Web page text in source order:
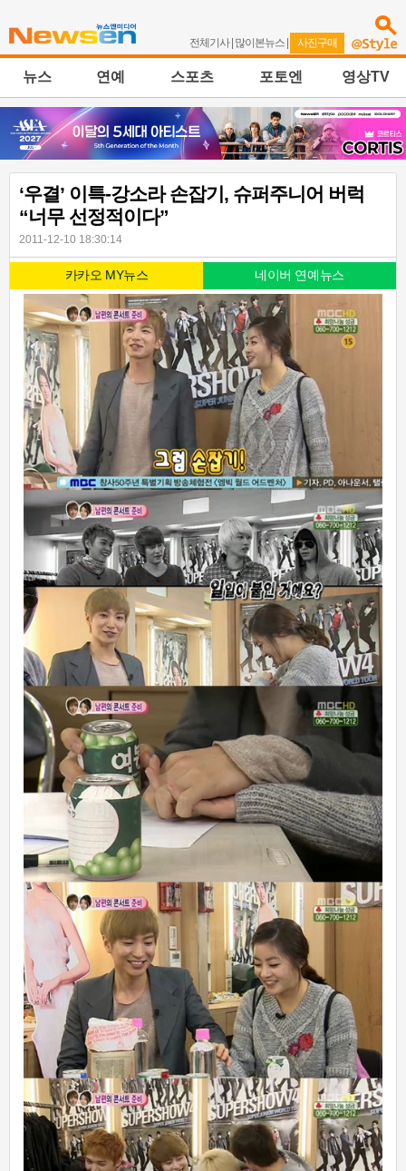
전체기사| 많이본뉴스 | 사진구매
뉴스 연예 스포츠 포토엔 영상TV
‘우결’ 이특-강소라 손잡기, 슈퍼주니어 버럭
“너무 선정적이다”
2011-12-10 18:30:14
카카오 MY뉴스 네이버 연예뉴스